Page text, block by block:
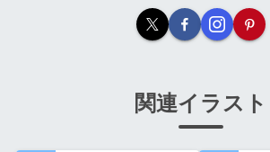
関連イラスト